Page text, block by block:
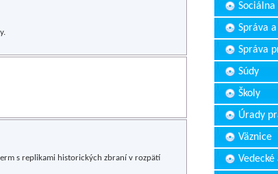
s replikami historických zbraní v rozpätí
Správa
Správa
Súdy
Školy
Úrady
Väznice